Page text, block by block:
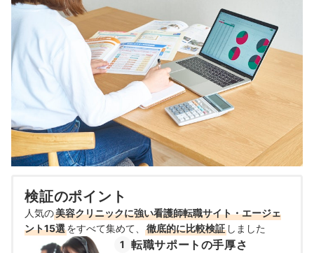
検証のポイント
人気の美容クリニックに強い看護師転職サイト・エージェ
ント15選をすべて集めて、 徹底的に比較検証 しました
1 転職サポートの手厚さ